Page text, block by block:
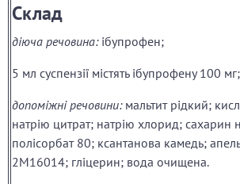
Склад
діюча речовина: ібупрофен;
5 мл суспензії містять ібупрофену 100 мг;
допоміжні речовини:мальтит рідкий;
натрію цитрат; натрію хлорид; сахарин
полісорбат 80; ксантанова камедь;
2М16014; гліцерин; вода очищена.